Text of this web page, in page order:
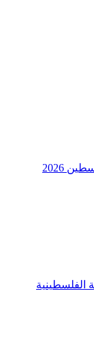
2026
الفلسطينية